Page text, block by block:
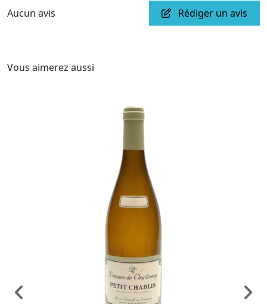
Aucun avis Rédiger un avis
Vous aimerez aussi